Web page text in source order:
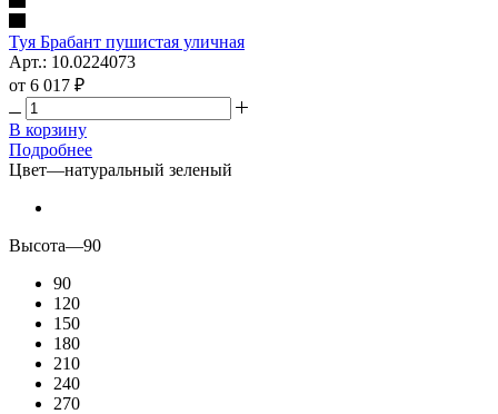
Туя Брабант пушистая уличная
Арт.: 10.0224073
от 6 017 ₽
В корзину
Подробнее
Цвет—натуральный зеленый
Высота—90
90
120
150
180
210
240
270